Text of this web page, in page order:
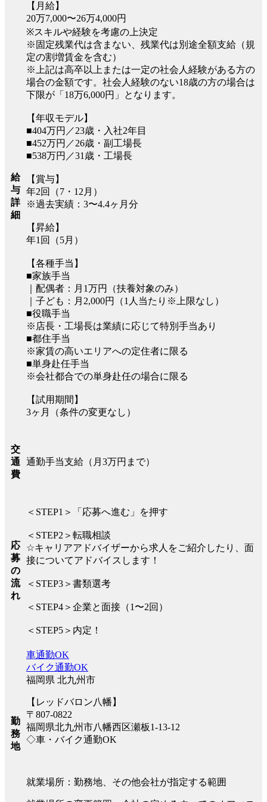
給
与
詳
細
【月給】
20万7,000〜26万4,000円
※スキルや経験を考慮の上決定
※固定残業代は含まない、残業代は別途全額支給（規
定の割増賃金を含む）
※上記は高卒以上または一定の社会人経験がある方の
場合の金額です。社会人経験のない18歳の方の場合は
下限が「18万6,000円」となります。
【年収モデル】
■404万円／23歳・入社2年目
■452万円／26歳・副工場長
■538万円／31歳・工場長
【賞与】
年2回（7・12月）
※過去実績：3〜4.4ヶ月分
【昇給】
年1回（5月）
【各種手当】
■家族手当
｜配偶者：月1万円（扶養対象のみ）
｜子ども：月2,000円（1人当たり※上限なし）
■役職手当
※店長・工場長は業績に応じて特別手当あり
■都住手当
※家賃の高いエリアへの定住者に限る
■単身赴任手当
※会社都合での単身赴任の場合に限る
【試用期間】
3ヶ月（条件の変更なし）
交
通
費
通勤手当支給（月3万円まで）
応
募
の
流
れ
＜STEP1＞「応募へ進む」を押す
＜STEP2＞転職相談
☆キャリアアドバイザーから求人をご紹介したり、面
接についてアドバイスします！
＜STEP3＞書類選考
＜STEP4＞企業と面接（1〜2回）
＜STEP5＞内定！
勤
務
地
車通勤OK
バイク通勤OK
福岡県 北九州市
【レッドバロン八幡】
〒807-0822
福岡県北九州市八幡西区瀬板1-13-12
◇車・バイク通勤OK
就業場所：勤務地、その他会社が指定する範囲